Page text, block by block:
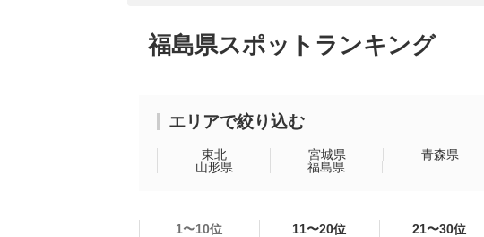
福島県スポットランキング
エリアで絞り込む
東北 宮城県 青森県
山形県
福島県
1〜10位 11〜20位 21〜30位